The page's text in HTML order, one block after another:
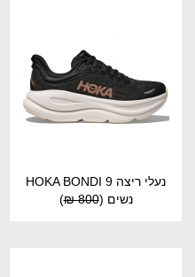
נעלי ריצה HOKA BONDI 9
נשים (
800 ₪
)